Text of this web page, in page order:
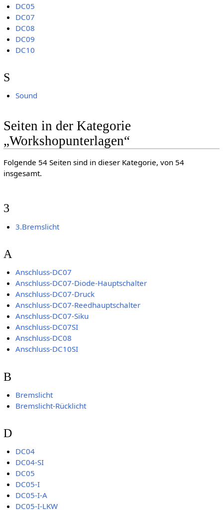
DC05
DC07
DC08
DC09
DC10
S
Sound
Seiten in der Kategorie
„Workshopunterlagen“
Folgende 54 Seiten sind in dieser Kategorie, von 54
insgesamt.
3
3.Bremslicht
A
Anschluss-DC07
Anschluss-DC07-Diode-Hauptschalter
Anschluss-DC07-Druck
Anschluss-DC07-Reedhauptschalter
Anschluss-DC07-Siku
Anschluss-DC07SI
Anschluss-DC08
Anschluss-DC10SI
B
Bremslicht
Bremslicht-Rücklicht
D
DC04
DC04-SI
DC05
DC05-I
DC05-I-A
DC05-I-LKW